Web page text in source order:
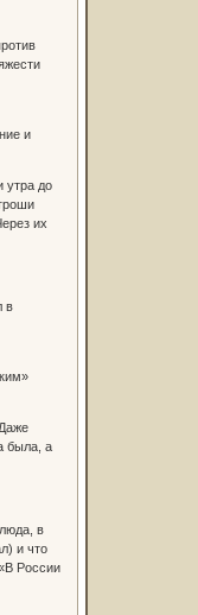
и
утра до
их
в
была, а
в
и что
России